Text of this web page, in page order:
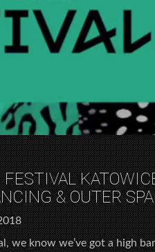
& OUTER
we know we’ve got a high